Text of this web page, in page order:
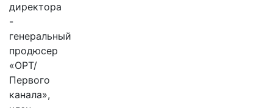
директора
-
генеральный
продюсер
«ОРТ/
Первого
канала»,